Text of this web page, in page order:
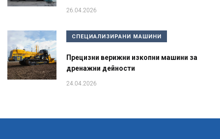
26.04.2026
СПЕЦИАЛИЗИРАНИ МАШИНИ
Прецизни верижни изкопни машини за
дренажни дейности
24.04.2026